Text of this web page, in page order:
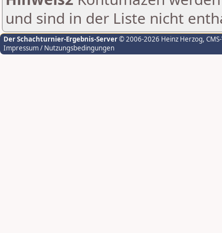
und sind in der Liste nicht
Der Schachturnier-Ergebnis-Server© 2006-2026 Heinz Herzog,
Impressum / Nutzungsbedingungen